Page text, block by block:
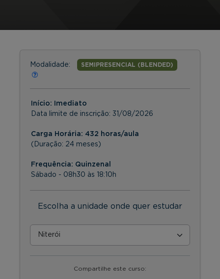
Modalidade: SEMIPRESENCIAL (BLENDED)
Início: Imediato
Data limite de inscrição: 31/08/2026
Carga Horária: 432 horas/aula
(Duração: 24 meses)
Frequência: Quinzenal
Sábado - 08h30 às 18:10h
Escolha a unidade onde quer estudar
Compartilhe este curso: